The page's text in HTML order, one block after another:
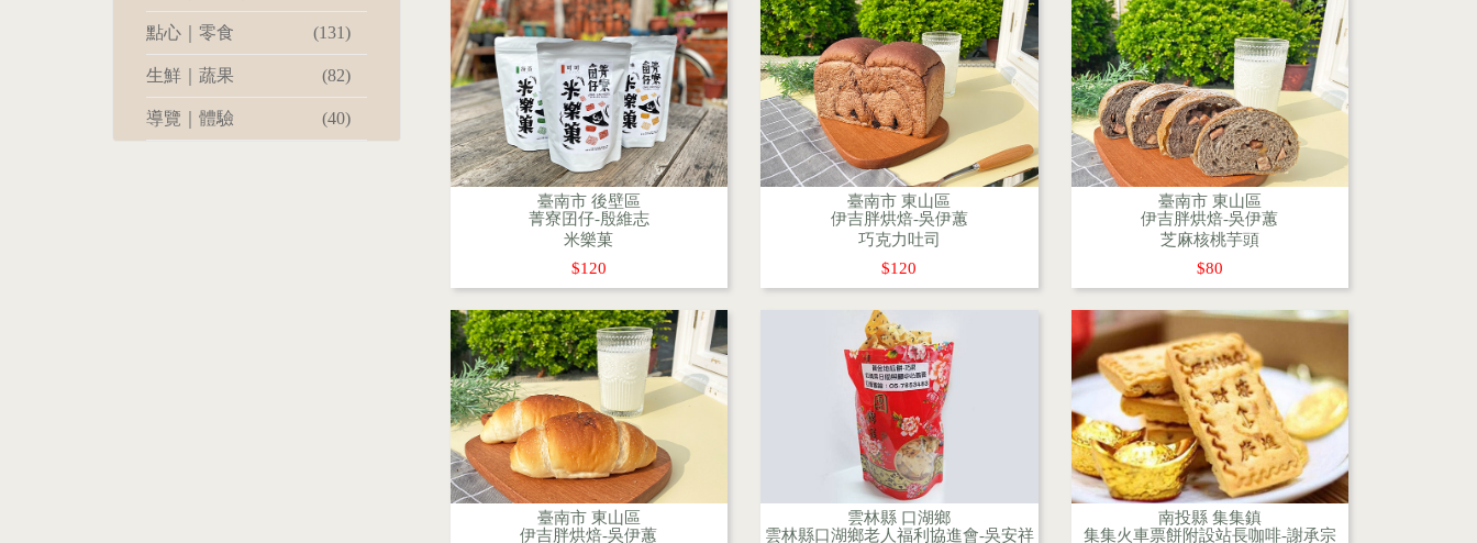
點心｜零食 (131)
生鮮｜蔬果 (82)
導覽｜體驗 (40)
臺南市 後壁區
菁寮囝仔-殷維志
米樂菓
$120
臺南市 東山區
伊吉胖烘焙-吳伊蕙
巧克力吐司
$120
臺南市 東山區
伊吉胖烘焙-吳伊蕙
芝麻核桃芋頭
$80
臺南市 東山區
伊吉胖烘焙-吳伊蕙
雲林縣 口湖鄉
雲林縣口湖鄉老人福利協進會-吳安祥
南投縣 集集鎮
集集火車票餅附設站長咖啡-謝承宗